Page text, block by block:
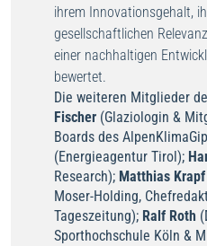
ihrem Innovationsgehalt,
gesellschaftlichen
einer nachhaltigen
bewertet.
Die weiteren Mitglieder
Fischer (Glaziologin &
Boards des
(Energieagentur Tirol);
Research); Matthias Krapf
Moser-Holding,
Tageszeitung); Ralf Roth
Sporthochschule Köln &